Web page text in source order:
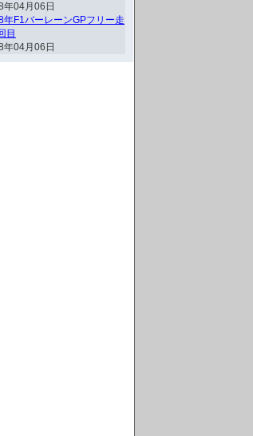
年04月06日
年F1バーレーンGPフリー走
目
年04月06日